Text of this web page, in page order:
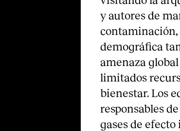
y autores de
demográfica
amenaza
limitados
bienestar. Los
responsables
gases de